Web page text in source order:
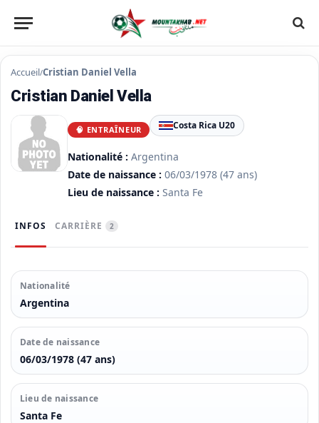
Accueil/Cristian Daniel Vella
Cristian Daniel Vella
🧠 ENTRAÎNEUR Costa Rica U20
Nationalité : Argentina
Date de naissance : 06/03/1978 (47 ans)
Lieu de naissance : Santa Fe
INFOS CARRIÈRE 2
Nationalité
Argentina
Date de naissance
06/03/1978 (47 ans)
Lieu de naissance
Santa Fe